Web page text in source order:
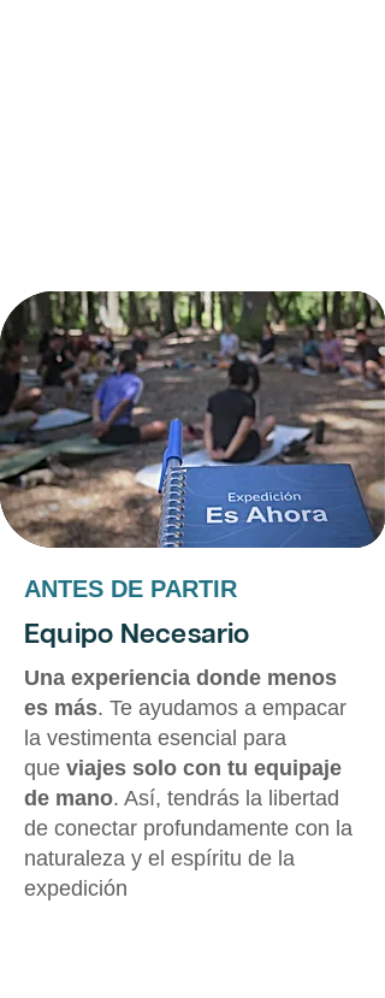
ANTES DE PARTIR
Equipo Necesario
Una experiencia donde menos
es más. Te ayudamos a empacar
la vestimenta esencial para
que viajes solo con tu equipaje
de mano. Así, tendrás la libertad
de conectar profundamente con la
naturaleza y el espíritu de la
expedición